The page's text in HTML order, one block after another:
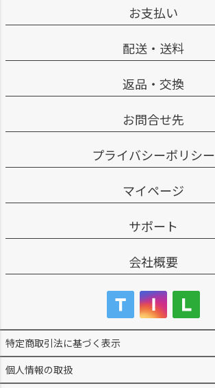
お支払い
配送・送料
返品・交換
お問合せ先
プライバシーポリシー
マイページ
サポート
会社概要
特定商取引法に基づく表示
個人情報の取扱